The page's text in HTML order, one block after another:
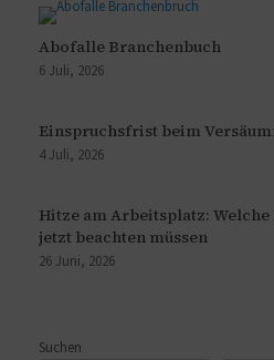
Abofalle Branchenbuch
6 Juli, 2026
Einspruchsfrist beim
4 Juli, 2026
Hitze am Arbeitsplatz:
jetzt beachten müssen
26 Juni, 2026
Suchen